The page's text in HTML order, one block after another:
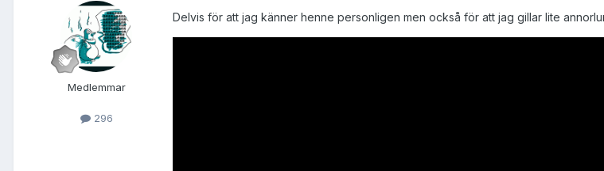
Medlemmar
296
Delvis för att jag känner henne personligen men också för att jag gillar lite